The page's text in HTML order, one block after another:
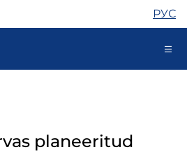
РУС
planeeritud